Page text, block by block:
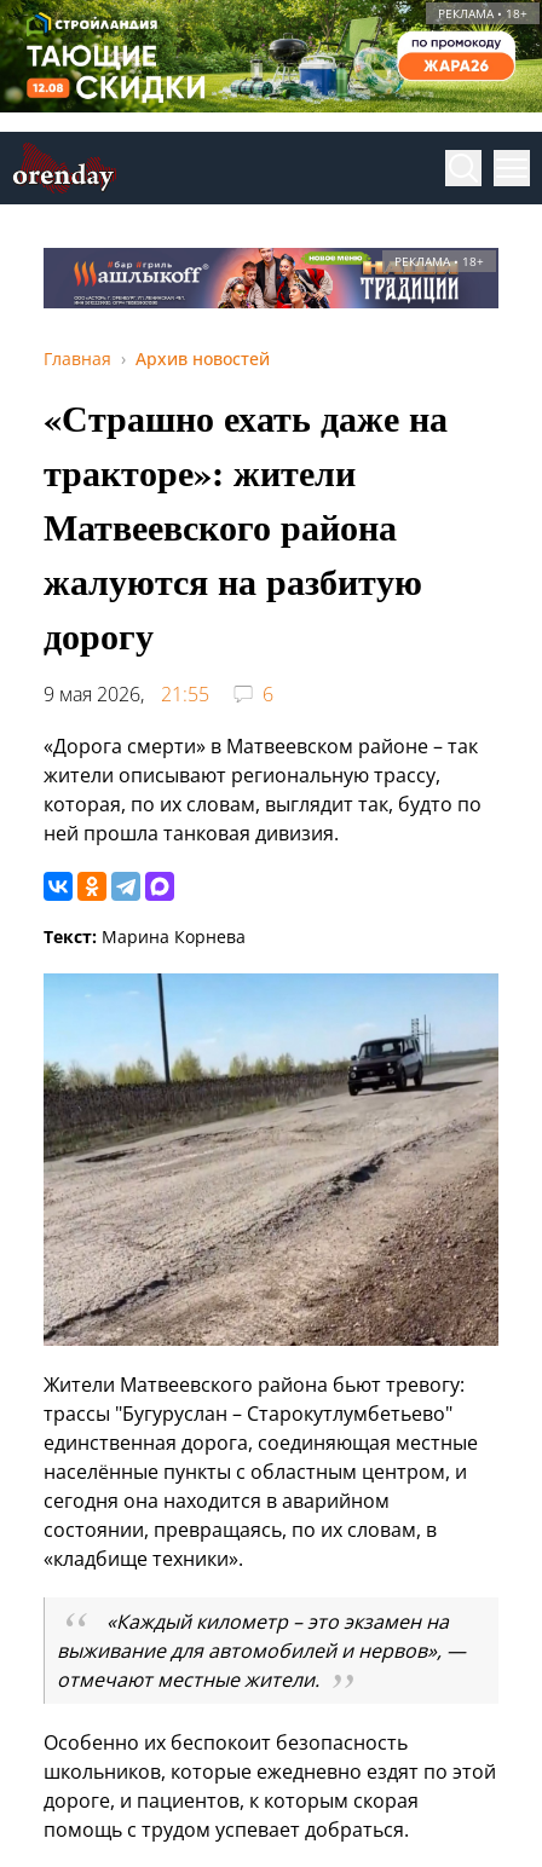
РЕКЛАМА • 18+
РЕКЛАМА • 18+
Главная Архив новостей
«Страшно ехать даже на
тракторе»: жители
Матвеевского района
жалуются на разбитую
дорогу
9 мая 2026, 21:55
6
«Дорога смерти» в Матвеевском районе – так
жители описывают региональную трассу,
которая, по их словам, выглядит так, будто по
ней прошла танковая дивизия.
Текст: Марина Корнева
Жители Матвеевского района бьют тревогу:
трассы "Бугуруслан – Старокутлумбетьево"
единственная дорога, соединяющая местные
населённые пункты с областным центром, и
сегодня она находится в аварийном
состоянии, превращаясь, по их словам, в
«кладбище техники».
«Каждый километр – это экзамен на
выживание для автомобилей и нервов», —
отмечают местные жители.
Особенно их беспокоит безопасность
школьников, которые ежедневно ездят по этой
дороге, и пациентов, к которым скорая
помощь с трудом успевает добраться.